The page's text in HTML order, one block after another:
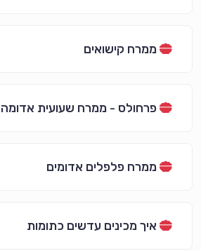
ממרח קישואים
פרחולס - ממרח שעועית אדומה
ממרח פלפלים אדומים
איך מכינים עדשים כתומות